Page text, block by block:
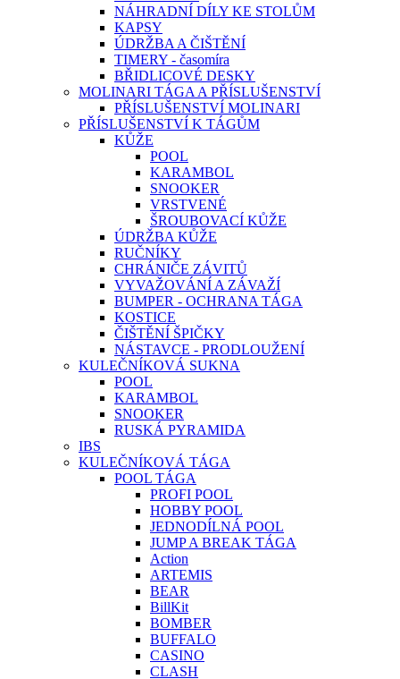
NÁHRADNÍ DÍLY KE STOLŮM
KAPSY
ÚDRŽBA A ČIŠTĚNÍ
TIMERY - časomíra
BŘIDLICOVÉ DESKY
MOLINARI TÁGA A PŘÍSLUŠENSTVÍ
PŘÍSLUŠENSTVÍ MOLINARI
PŘÍSLUŠENSTVÍ K TÁGŮM
KŮŽE
POOL
KARAMBOL
SNOOKER
VRSTVENÉ
ŠROUBOVACÍ KŮŽE
ÚDRŽBA KŮŽE
RUČNÍKY
CHRÁNIČE ZÁVITŮ
VYVAŽOVÁNÍ A ZÁVAŽÍ
BUMPER - OCHRANA TÁGA
KOSTICE
ČIŠTĚNÍ ŠPIČKY
NÁSTAVCE - PRODLOUŽENÍ
KULEČNÍKOVÁ SUKNA
POOL
KARAMBOL
SNOOKER
RUSKÁ PYRAMIDA
IBS
KULEČNÍKOVÁ TÁGA
POOL TÁGA
PROFI POOL
HOBBY POOL
JEDNODÍLNÁ POOL
JUMP A BREAK TÁGA
Action
ARTEMIS
BEAR
BillKit
BOMBER
BUFFALO
CASINO
CLASH